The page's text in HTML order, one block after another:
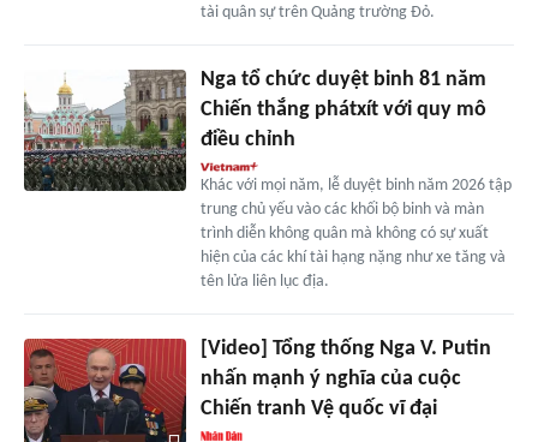
tài quân sự trên Quảng trường Đỏ.
Nga tổ chức duyệt binh 81 năm
Chiến thắng phátxít với quy mô
điều chỉnh
Khác với mọi năm, lễ duyệt binh năm 2026 tập
trung chủ yếu vào các khối bộ binh và màn
trình diễn không quân mà không có sự xuất
hiện của các khí tài hạng nặng như xe tăng và
tên lửa liên lục địa.
[Video] Tổng thống Nga V. Putin
nhấn mạnh ý nghĩa của cuộc
Chiến tranh Vệ quốc vĩ đại